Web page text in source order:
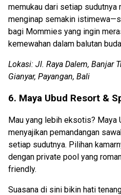
memukau dari setiap sudutnya
menginap semakin
bagi Mommies yang ingin
kemewahan dalam balutan
Lokasi: Jl. Raya Dalem, Banjar
Gianyar, Payangan, Bali
6. Maya Ubud Resort &
Mau yang lebih eksotis? Maya
menyajikan pemandangan
setiap sudutnya. Pilihan
dengan private pool yang
friendly.
Suasana di sini bikin hati